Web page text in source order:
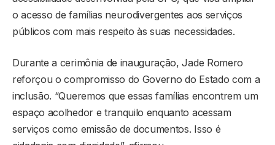
o acesso de famílias neurodivergentes aos serviços
públicos com mais respeito às suas necessidades.
Durante a cerimônia de inauguração, Jade Romero
reforçou o compromisso do Governo do Estado com a
inclusão. “Queremos que essas famílias encontrem um
espaço acolhedor e tranquilo enquanto acessam
serviços como emissão de documentos. Isso é